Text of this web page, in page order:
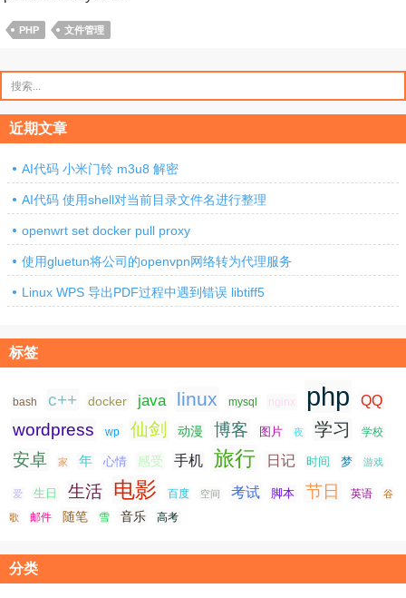
PHP 文件管理
索：
近期文章
AI代码 小米门铃 m3u8 解密
AI代码 使用shell对当前目录文件名进行整理
openwrt set docker pull proxy
使用gluetun将公司的openvpn网络转为代理服务
Linux WPS 导出PDF过程中遇到错误 libtiff5
标签
bash c++ docker java linux mysql nginx php QQ
wordpress wp 仙剑 动漫 博客 图片 夜 学习 学校
安卓 家 年 心情 感受 手机 旅行 日记 时间 梦 游戏
爱 生日 生活 电影 百度 空间 考试 脚本 节日 英语 谷
歌 邮件 随笔 雪 音乐 高考
分类